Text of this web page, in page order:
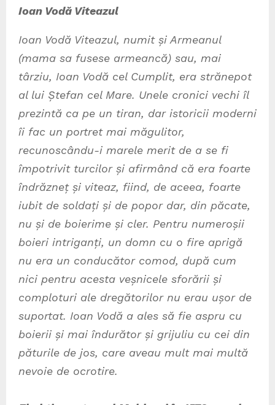
Ioan Vodă Viteazul
Ioan Vodă Viteazul, numit și Armeanul
(mama sa fusese armeancă) sau, mai
târziu, Ioan Vodă cel Cumplit, era strănepot
al lui Ștefan cel Mare. Unele cronici vechi îl
prezintă ca pe un tiran, dar istoricii moderni
îi fac un portret mai măgulitor,
recunoscându-i marele merit de a se fi
împotrivit turcilor și afirmând că era foarte
îndrăzneț și viteaz, fiind, de aceea, foarte
iubit de soldați și de popor dar, din păcate,
nu și de boierime și cler. Pentru numeroșii
boieri intriganți, un domn cu o fire aprigă
nu era un conducător comod, după cum
nici pentru acesta veșnicele sforării și
comploturi ale dregătorilor nu erau ușor de
suportat. Ioan Vodă a ales să fie aspru cu
boierii și mai îndurător și grijuliu cu cei din
păturile de jos, care aveau mult mai multă
nevoie de ocrotire.